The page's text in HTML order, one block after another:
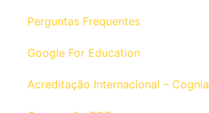
Perguntas Frequentes
Google For Education
Acreditação Internacional – Cognia